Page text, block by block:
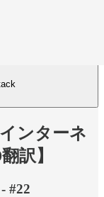
ンターネ
訳】
#22